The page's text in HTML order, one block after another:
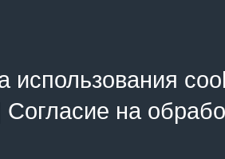
использования
Согласие на